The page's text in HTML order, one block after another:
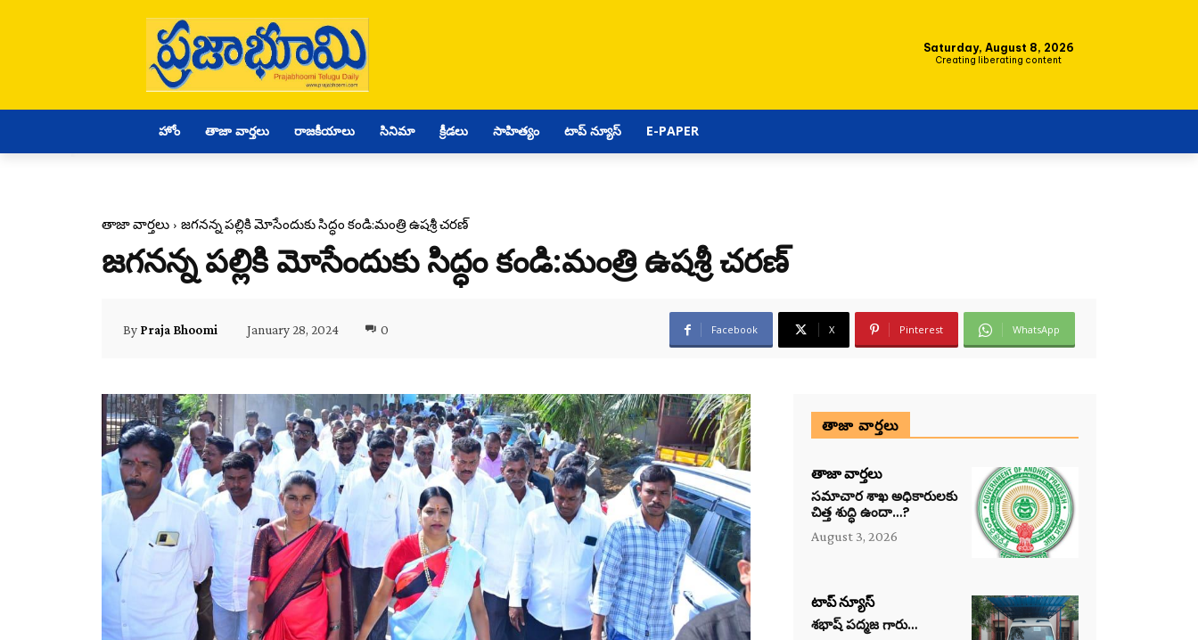
Saturday, August 8, 2026
Creating liberating content
హోం తాజా వార్తలు రాజకీయాలు సినిమా క్రీడలు సాహిత్యం టాప్ న్యూస్ E-PAPER
తాజా వార్తలు జగనన్న పల్లికి మోసేందుకు సిద్ధం కండి:మంత్రి ఉషశ్రీ చరణ్
జగనన్న పల్లికి మోసేందుకు సిద్ధం కండి:మంత్రి ఉషశ్రీ చరణ్
By Praja Bhoomi January 28, 2024 0 Facebook X Pinterest WhatsApp
తాజా వార్తలు
తాజా వార్తలు
సమాచార శాఖ అధికారులకు
చిత్త శుద్ధి ఉందా…?
August 3, 2026
టాప్ న్యూస్
శభాష్ పద్మజ గారు…